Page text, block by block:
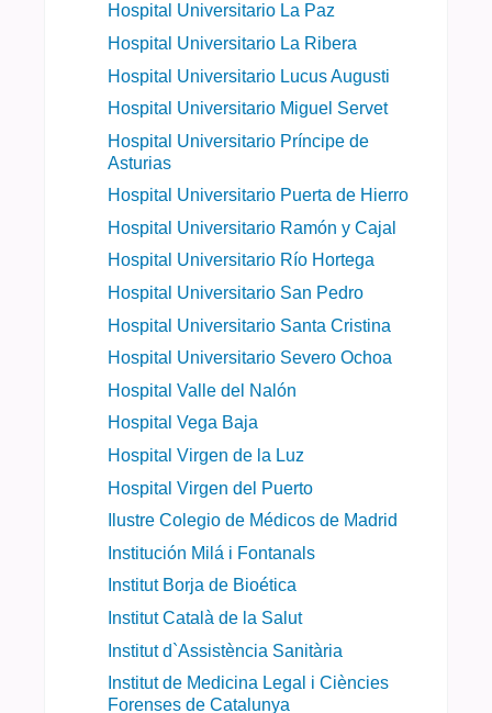
Hospital Universitario La Paz
Hospital Universitario La Ribera
Hospital Universitario Lucus Augusti
Hospital Universitario Miguel Servet
Hospital Universitario Príncipe de
Asturias
Hospital Universitario Puerta de Hierro
Hospital Universitario Ramón y Cajal
Hospital Universitario Río Hortega
Hospital Universitario San Pedro
Hospital Universitario Santa Cristina
Hospital Universitario Severo Ochoa
Hospital Valle del Nalón
Hospital Vega Baja
Hospital Virgen de la Luz
Hospital Virgen del Puerto
Ilustre Colegio de Médicos de Madrid
Institución Milá i Fontanals
Institut Borja de Bioética
Institut Català de la Salut
Institut d`Assistència Sanitària
Institut de Medicina Legal i Ciències
Forenses de Catalunya